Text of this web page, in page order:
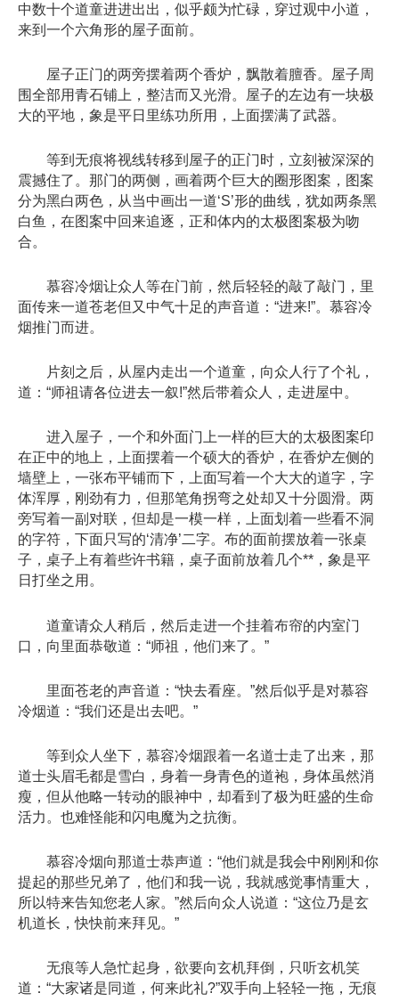
中数十个道童进进出出，似乎颇为忙碌，穿过观中小道，
来到一个六角形的屋子面前。
屋子正门的两旁摆着两个香炉，飘散着膻香。屋子周
围全部用青石铺上，整洁而又光滑。屋子的左边有一块极
大的平地，象是平日里练功所用，上面摆满了武器。
等到无痕将视线转移到屋子的正门时，立刻被深深的
震撼住了。那门的两侧，画着两个巨大的圈形图案，图案
分为黑白两色，从当中画出一道‘S’形的曲线，犹如两条黑
白鱼，在图案中回来追逐，正和体内的太极图案极为吻
合。
慕容冷烟让众人等在门前，然后轻轻的敲了敲门，里
面传来一道苍老但又中气十足的声音道：“进来!”。慕容冷
烟推门而进。
片刻之后，从屋内走出一个道童，向众人行了个礼，
道：“师祖请各位进去一叙!”然后带着众人，走进屋中。
进入屋子，一个和外面门上一样的巨大的太极图案印
在正中的地上，上面摆着一个硕大的香炉，在香炉左侧的
墙壁上，一张布平铺而下，上面写着一个大大的道字，字
体浑厚，刚劲有力，但那笔角拐弯之处却又十分圆滑。两
旁写着一副对联，但却是一模一样，上面划着一些看不洞
的字符，下面只写的‘清净’二字。布的面前摆放着一张桌
子，桌子上有着些许书籍，桌子面前放着几个**，象是平
日打坐之用。
道童请众人稍后，然后走进一个挂着布帘的内室门
口，向里面恭敬道：“师祖，他们来了。”
里面苍老的声音道：“快去看座。”然后似乎是对慕容
冷烟道：“我们还是出去吧。”
等到众人坐下，慕容冷烟跟着一名道士走了出来，那
道士头眉毛都是雪白，身着一身青色的道袍，身体虽然消
瘦，但从他略一转动的眼神中，却看到了极为旺盛的生命
活力。也难怪能和闪电魔为之抗衡。
慕容冷烟向那道士恭声道：“他们就是我会中刚刚和你
提起的那些兄弟了，他们和我一说，我就感觉事情重大，
所以特来告知您老人家。”然后向众人说道：“这位乃是玄
机道长，快快前来拜见。”
无痕等人急忙起身，欲要向玄机拜倒，只听玄机笑
道：“大家诸是同道，何来此礼?”双手向上轻轻一拖，无痕